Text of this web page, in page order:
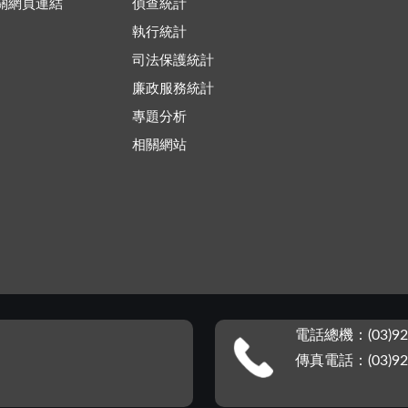
網頁連結 偵查統計
執行統計
司法保護統計
廉政服務統計
專題分析
相關網站
電話總機：
傳真電話：